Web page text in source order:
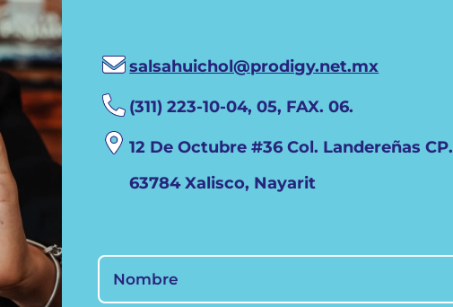
salsahuichol@prodigy.net.mx
(311) 223-10-04, 05, FAX. 06.
12 De Octubre #36 Col. Landereñas CP.
63784 Xalisco, Nayarit